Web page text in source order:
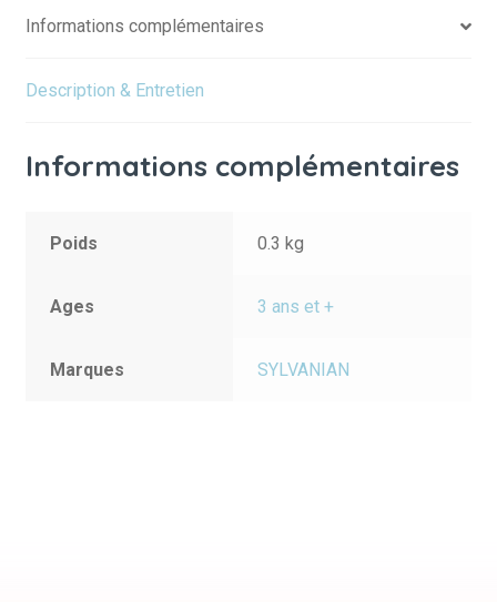
Informations complémentaires
Description & Entretien
Informations complémentaires
Poids 0.3 kg
Ages 3 ans et +
Marques SYLVANIAN